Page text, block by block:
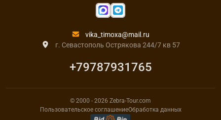
vika_timoxa@mail.ru
г. Севастополь Острякова 244/7 кв 57
+79787931765
© 2000 - 2026 Zebra-Tour.com
Пользовательское соглашениеОбработка данных